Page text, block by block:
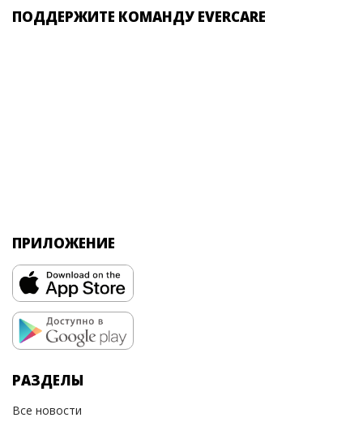
ПОДДЕРЖИТЕ КОМАНДУ EVERCARE
ПРИЛОЖЕНИЕ
РАЗДЕЛЫ
Все новости